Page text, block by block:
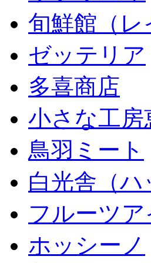
旬鮮館（
ゼッテリア
多喜商店
小さな工房
鳥羽ミート
白光舎（
フルーツ
ホッシーノ